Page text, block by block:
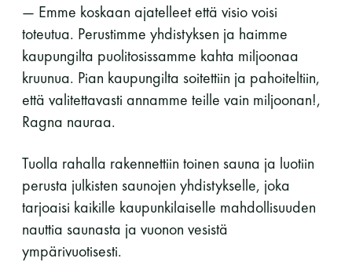
— Emme koskaan ajatelleet että visio voisi
toteutua. Perustimme yhdistyksen ja haimme
kaupungilta puolitosissamme kahta miljoonaa
kruunua. Pian kaupungilta soitettiin ja pahoiteltiin,
että valitettavasti annamme teille vain miljoonan!,
Ragna nauraa.
Tuolla rahalla rakennettiin toinen sauna ja luotiin
perusta julkisten saunojen yhdistykselle, joka
tarjoaisi kaikille kaupunkilaiselle mahdollisuuden
nauttia saunasta ja vuonon vesistä
ympärivuotisesti.